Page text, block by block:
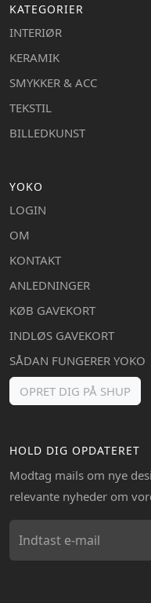
KATEGORIER
INTERIØR
KERAMIK
SMYKKER & ACC
TEKSTIL
BILLEDKUNST
YOKO
LOGIN
OM
KONTAKT
ANLEDNINGER
KØB GAVEKORT
INDLØS GAVEKORT
SÅDAN FUNGERER YOKO
OPRET DIG PÅ SHUP
HOLD DIG OPDATERET
Modtag mails om nye
relevante nyheder om